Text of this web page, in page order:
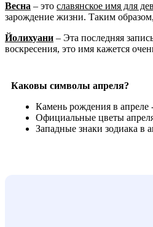
Весна – это славянское имя для
зарождение жизни. Таким
Йолихуани – Эта последняя
воскресения, это имя кажется
Каковы символы апреля?
Камень рождения в апреле
Официальные цветы
Западные знаки зодиака в